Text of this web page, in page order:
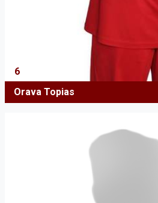
6
Orava Topias